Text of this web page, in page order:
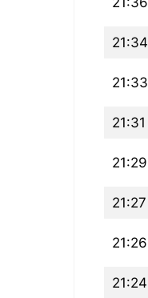
21:34
21:33
21:31
21:29
21:27
21:26
21:24